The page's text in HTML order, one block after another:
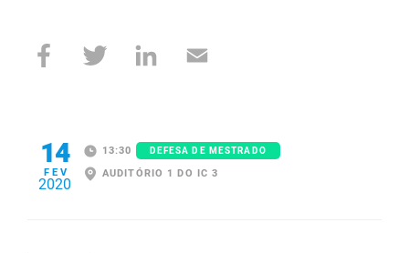
14
FEV
2020
13:30 DEFESA DE MESTRADO
AUDITÓRIO 1 DO IC 3